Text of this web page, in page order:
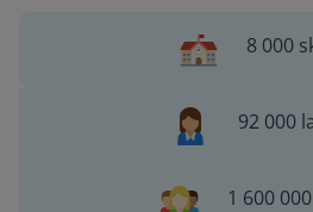
8 000
92 000
1 600